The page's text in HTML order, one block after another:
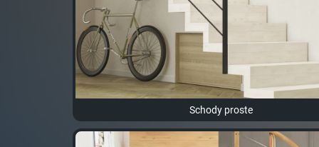
Schody proste